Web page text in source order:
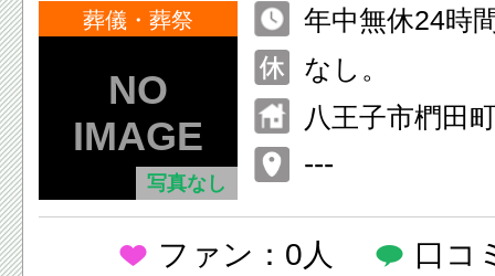
葬儀・葬祭
写真なし
年中無休24時
なし。
八王子市椚田
---
ファン：0人 口コ